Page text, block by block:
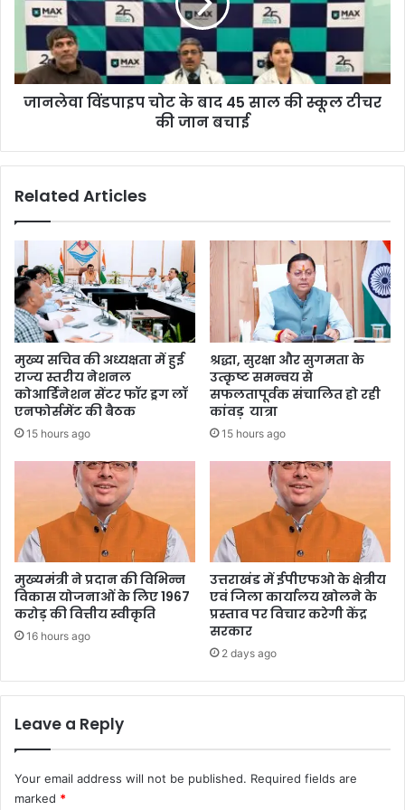
जानलेवा विंडपाइप चोट के बाद 45 साल की स्कूल टीचर
की जान बचाई
Related Articles
मुख्य सचिव की अध्यक्षता में हुई
राज्य स्तरीय नेशनल
कोआर्डिनेशन सेंटर फॉर ड्रग लॉ
एनफोर्समेंट की बैठक
15 hours ago
श्रद्धा, सुरक्षा और सुगमता के
उत्कृष्ट समन्वय से
सफलतापूर्वक संचालित हो रही
कांवड़ यात्रा
15 hours ago
मुख्यमंत्री ने प्रदान की विभिन्न
विकास योजनाओं के लिए 1967
करोड़ की वित्तीय स्वीकृति
16 hours ago
उत्तराखंड में ईपीएफओ के क्षेत्रीय
एवं जिला कार्यालय खोलने के
प्रस्ताव पर विचार करेगी केंद्र
सरकार
2 days ago
Leave a Reply
Your email address will not be published. Required fields are
marked *